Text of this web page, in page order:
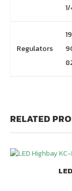
Regulators
19
RELATED